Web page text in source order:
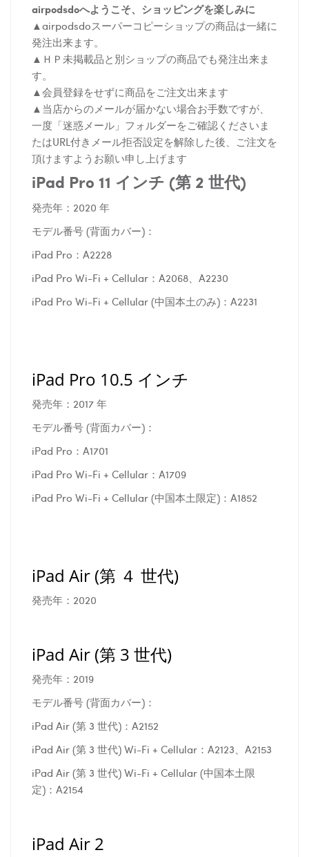
airpodsdoへようこそ、ショッピングを楽しみに
▲airpodsdoスーパーコピーショップの商品は一緒に
発注出来ます。
▲ＨＰ未掲載品と別ショップの商品でも発注出来ま
す。
▲会員登録をせずに商品をご注文出来ます
▲当店からのメールが届かない場合お手数ですが、
一度「迷惑メール」フォルダーをご確認くださいま
たはURL付きメール拒否設定を解除した後、ご注文を
頂けますようお願い申し上げます
iPad Pro 11 インチ (第 2 世代)
発売年：2020 年
モデル番号 (背面カバー)：
iPad Pro：A2228
iPad Pro Wi-Fi + Cellular：A2068、A2230
iPad Pro Wi-Fi + Cellular (中国本土のみ)：A2231
iPad Pro 10.5 インチ
発売年：2017 年
モデル番号 (背面カバー)：
iPad Pro：A1701
iPad Pro Wi-Fi + Cellular：A1709
iPad Pro Wi-Fi + Cellular (中国本土限定)：A1852
iPad Air (第 ４ 世代)
発売年：2020
iPad Air (第 3 世代)
発売年：2019
モデル番号 (背面カバー)：
iPad Air (第 3 世代)：A2152
iPad Air (第 3 世代) Wi-Fi + Cellular：A2123、A2153
iPad Air (第 3 世代) Wi-Fi + Cellular (中国本土限
定)：A2154
iPad Air 2